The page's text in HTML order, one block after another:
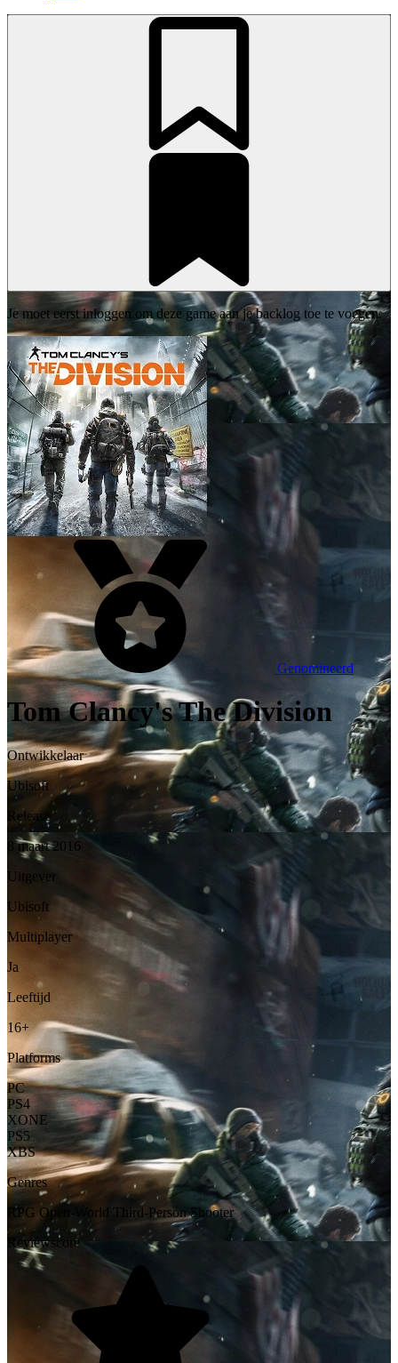
Je moet eerst inloggen om deze game aan je backlog toe te voegen.
Genomineerd
Tom Clancy's The Division
Ontwikkelaar
Ubisoft
Release
8 maart 2016
Uitgever
Ubisoft
Multiplayer
Ja
Leeftijd
16+
Platforms
PC
PS4
XONE
PS5
XBS
Genres
RPG Open-World
Third-Person Shooter
Reviewscore